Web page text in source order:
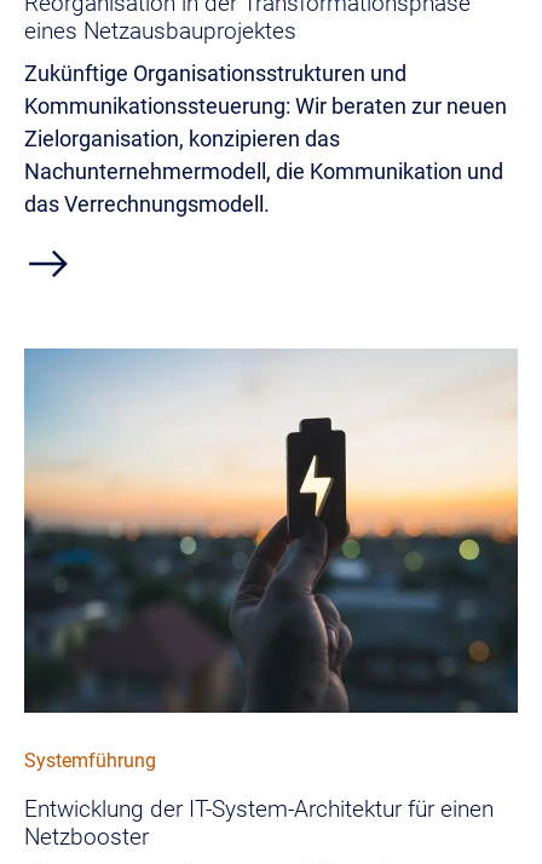
eines Netzausbauprojektes
Zukünftige Organisationsstrukturen und
Kommunikationssteuerung: Wir beraten zur neuen
Zielorganisation, konzipieren das
Nachunternehmermodell, die Kommunikation und
das Verrechnungsmodell.
east
Systemführung
Entwicklung der IT-System-Architektur​ für einen
Netzbooster